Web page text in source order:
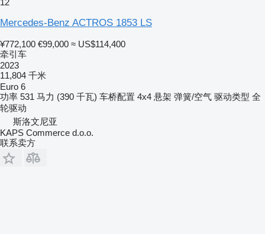
12
Mercedes-Benz ACTROS 1853 LS
¥772,100 €99,000 ≈ US$114,400
牵引车
2023
11,804 千米
Euro 6
功率 531 马力 (390 千瓦) 车桥配置 4x4 悬架 弹簧/空气 驱动类型 全
轮驱动
斯洛文尼亚
KAPS Commerce d.o.o.
联系卖方